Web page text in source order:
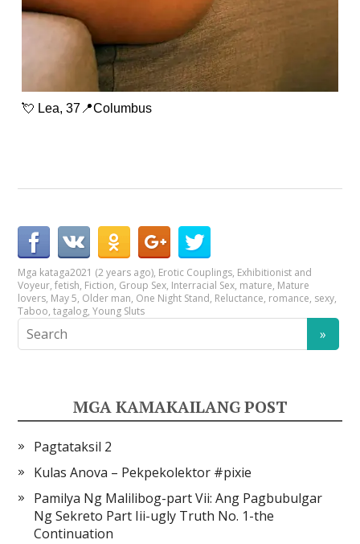
💘 Lea, 37📍Columbus
Mga kataga2021 (2 years ago), Erotic Couplings, Exhibitionist and
Voyeur,fetish, Fiction, Group Sex, Interracial Sex, mature, Mature
lovers, May 5, Older man, One Night Stand, Reluctance, romance, sexy,
Taboo,tagalog,Young Sluts
MGA KAMAKAILANG POST
Pagtataksil 2
Kulas Anova – Pekpekolektor #pixie
Pamilya Ng Malilibog-part Vii: Ang Pagbubulgar
Ng Sekreto Part Iii-ugly Truth No. 1-the
Continuation